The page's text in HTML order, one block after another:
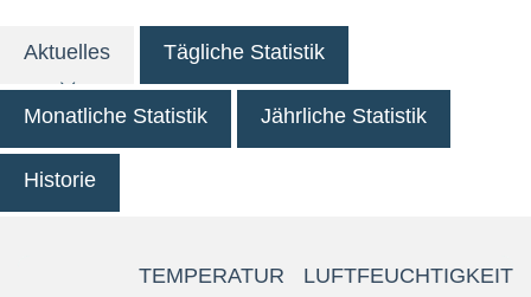
Aktuelles Tägliche Statistik
Monatliche Statistik Jährliche Statistik
Historie
TEMPERATUR
LUFTFEUCHTIGKEIT